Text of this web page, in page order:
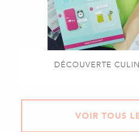
DÉCOUVERTE
VOIR TOUS